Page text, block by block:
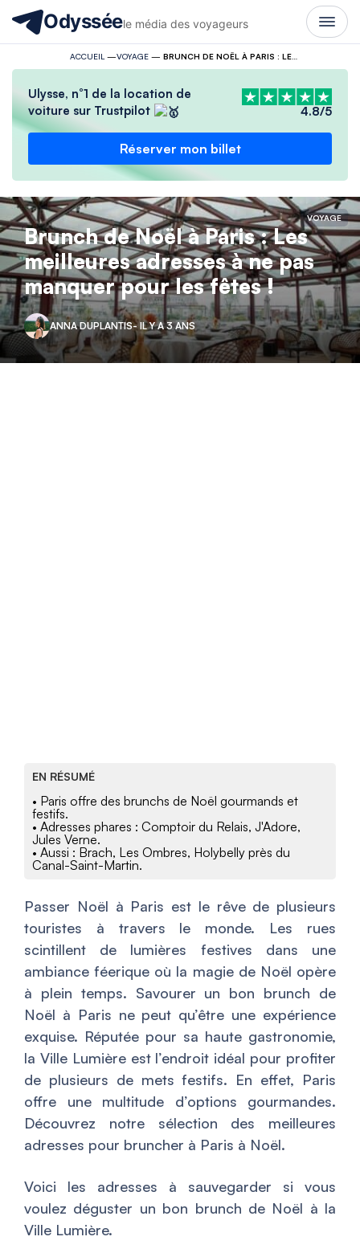
Odysséele média des voyageurs
ACCUEIL —VOYAGE— BRUNCH DE NOËL À PARIS : LES MEILLEURES ADRESSES À NE PAS MANQUER POUR LES FÊTES !
Ulysse, n°1 de la location de
voiture sur Trustpilot
4.8/5
Réserver mon billet
VOYAGE
Brunch de Noël à Paris : Les
meilleures adresses à ne pas
manquer pour les fêtes !
ANNA DUPLANTIS- IL Y A 3 ANS
EN RÉSUMÉ
• Paris offre des brunchs de Noël gourmands et
festifs.
• Adresses phares : Comptoir du Relais, J'Adore,
Jules Verne.
• Aussi : Brach, Les Ombres, Holybelly près du
Canal-Saint-Martin.
Passer Noël à Paris est le rêve de plusieurs
touristes à travers le monde. Les rues
scintillent de lumières festives dans une
ambiance féerique où la magie de Noël opère
à plein temps. Savourer un bon brunch de
Noël à Paris ne peut qu’être une expérience
exquise. Réputée pour sa haute gastronomie,
la Ville Lumière est l’endroit idéal pour profiter
de plusieurs de mets festifs. En effet, Paris
offre une multitude d’options gourmandes.
Découvrez notre sélection des meilleures
adresses pour bruncher à Paris à Noël.
Voici les adresses à sauvegarder si vous
voulez déguster un bon brunch de Noël à la
Ville Lumière.